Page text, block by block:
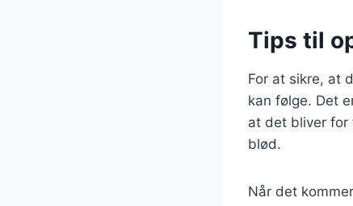
Tips til
For at sikre, at
kan følge. Det
at det bliver for
blød.
Når det